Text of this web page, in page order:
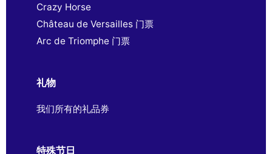
Crazy Horse
Château de Versailles 门票
Arc de Triomphe 门票
礼物
我们所有的礼品券
特殊节日